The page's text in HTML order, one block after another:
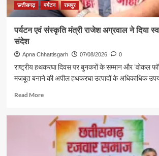
छत्तीसगढ़ पर्यटन रायपुर
पर्यटन एवं संस्कृति मंत्री राजेश अग्रवाल ने दिया
संदेश
Apna Chhattisgarh 07/08/2026 0
राष्ट्रीय हथकरघा दिवस पर बुनकरों के सम्मान और 'वोकल
मजबूत बनाने की अपील हथकरघा उत्पादों के अधिकाधिक
Read MoreRead
पर्यटन
संस्कृति